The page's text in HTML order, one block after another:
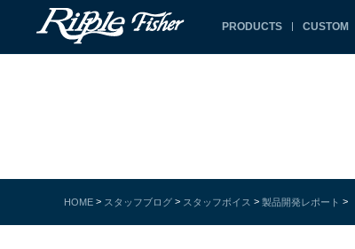
PRODUCTS CUSTOM
HOME > スタッフブログ > スタッフボイス > 製品開発レポート >